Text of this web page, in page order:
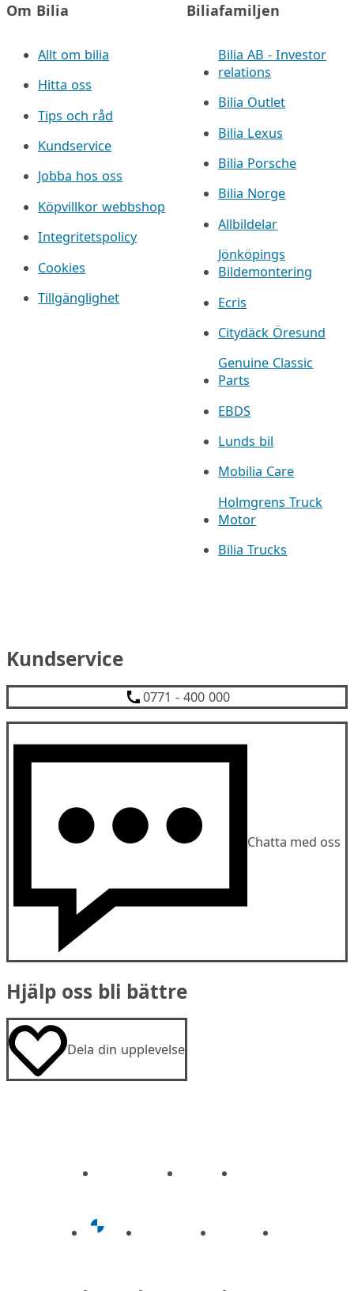
Om Bilia
Allt om bilia
Hitta oss
Tips och råd
Kundservice
Jobba hos oss
Köpvillkor webbshop
Integritetspolicy
Cookies
Tillgänglighet
Biliafamiljen
Bilia AB - Investor
relations
Bilia Outlet
Bilia Lexus
Bilia Porsche
Bilia Norge
Allbildelar
Jönköpings
Bildemontering
Ecris
Citydäck Öresund
Genuine Classic
Parts
EBDS
Lunds bil
Mobilia Care
Holmgrens Truck
Motor
Bilia Trucks
Kundservice
0771 - 400 000
Chatta med oss
Hjälp oss bli bättre
Dela din upplevelse